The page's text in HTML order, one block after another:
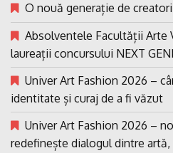
O nouă generație de creatori
Absolventele Facultății Arte
laureații concursului NEXT
Univer Art Fashion 2026 –
identitate și curaj de a fi văzut
Univer Art Fashion 2026 –
redefinește dialogul dintre